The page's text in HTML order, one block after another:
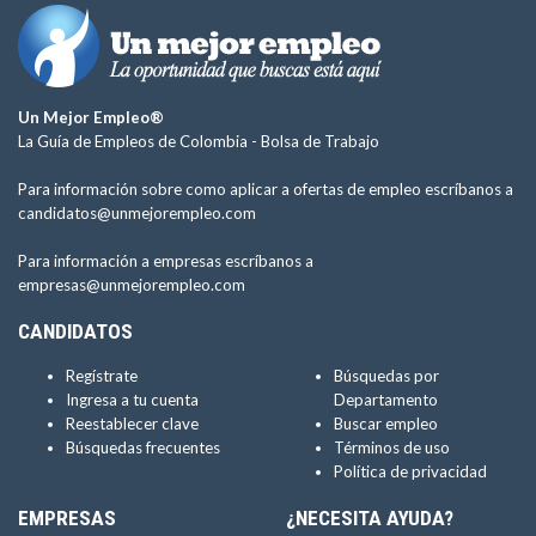
Un Mejor Empleo®
La Guía de Empleos de Colombia - Bolsa de Trabajo
Para información sobre como aplicar a ofertas de empleo escríbanos a
candidatos@unmejorempleo.com
Para información a empresas escríbanos a
empresas@unmejorempleo.com
CANDIDATOS
Regístrate
Ingresa a tu cuenta
Reestablecer clave
Búsquedas frecuentes
Búsquedas por
Departamento
Buscar empleo
Términos de uso
Política de privacidad
EMPRESAS ¿NECESITA AYUDA?